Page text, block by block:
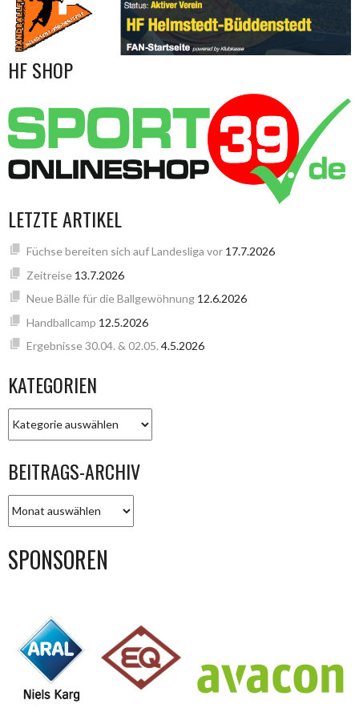
HF SHOP
LETZTE ARTIKEL
Füchse bereiten sich auf Landesliga vor 17.7.2026
Zeitreise 13.7.2026
Neue Bälle für die Ballgewöhnung 12.6.2026
Handballcamp 12.5.2026
Ergebnisse 30.04. & 02.05. 4.5.2026
KATEGORIEN
BEITRAGS-ARCHIV
ARCHIV
SPONSOREN